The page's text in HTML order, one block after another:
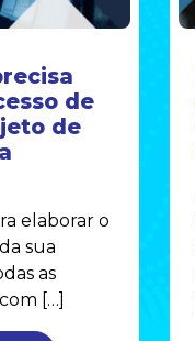
de
de
elaborar o
sua
as
[…]